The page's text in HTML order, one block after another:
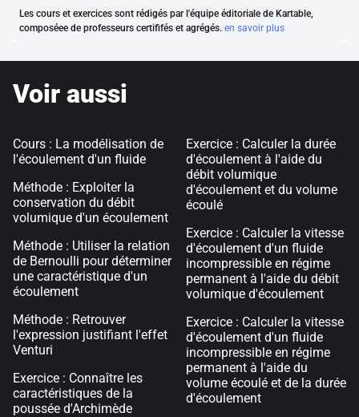
Les cours et exercices sont rédigés par l'équipe éditoriale de Kartable,
composéee de professeurs certififés et agrégés. en savoir plus
Voir aussi
Cours : La modélisation de
l'écoulement d'un fluide
Méthode : Exploiter la
conservation du débit
volumique d'un écoulement
Méthode : Utiliser la relation
de Bernoulli pour déterminer
une caractéristique d'un
écoulement
Méthode : Retrouver
l'expression justifiant l'effet
Venturi
Exercice : Connaître les
caractéristiques de la
poussée d'Archimède
Exercice : Calculer la durée
d'écoulement à l'aide du
débit volumique
d'écoulement et du volume
écoulé
Exercice : Calculer la vitesse
d'écoulement d'un fluide
incompressible en régime
permanent à l'aide du débit
volumique d'écoulement
Exercice : Calculer la vitesse
d'écoulement d'un fluide
incompressible en régime
permanent à l'aide du
volume écoulé et de la durée
d'écoulement